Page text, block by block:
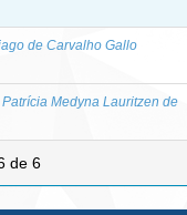
de Carvalho Gallo
Medyna Lauritzen de
de 6